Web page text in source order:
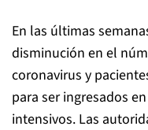
En las últimas
disminución en el
coronavirus y
para ser ingresados
intensivos. Las